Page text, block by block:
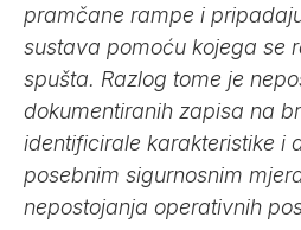
pramčane rampe i
sustava pomoću kojega se
spušta. Razlog tome je
dokumentiranih zapisa na
identificirale karakteristike i
posebnim sigurnosnim
nepostojanja operativnih